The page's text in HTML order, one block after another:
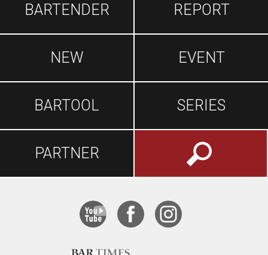
BARTENDER REPORT
NEW EVENT
BARTOOL SERIES
PARTNER